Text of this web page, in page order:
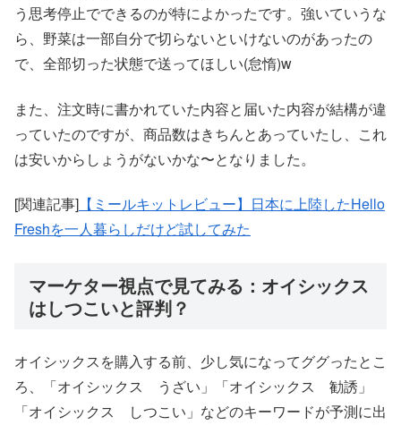
う思考停止でできるのが特によかったです。強いていうな
ら、野菜は一部自分で切らないといけないのがあったの
で、全部切った状態で送ってほしい(怠惰)w
また、注文時に書かれていた内容と届いた内容が結構が違
っていたのですが、商品数はきちんとあっていたし、これ
は安いからしょうがないかな〜となりました。
[関連記事] 【ミールキットレビュー】日本に上陸したHello
Freshを一人暮らしだけど試してみた
マーケター視点で見てみる：オイシックス
はしつこいと評判？
オイシックスを購入する前、少し気になってググったとこ
ろ、「オイシックス うざい」「オイシックス 勧誘」
「オイシックス しつこい」などのキーワードが予測に出